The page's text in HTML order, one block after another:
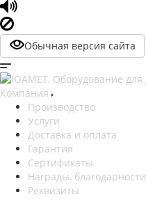
Обычная версия сайта
Компания
Производство
Услуги
Доставка и оплата
Гарантия
Сертификаты
Награды, благодарности
Реквизиты